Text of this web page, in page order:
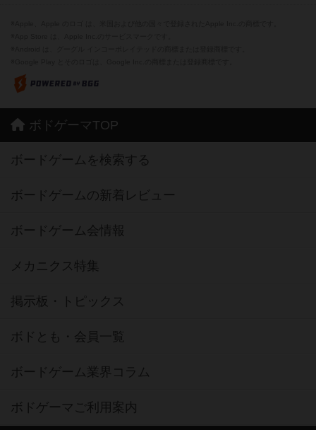
ボドゲーマTOP
ボードゲームを検索する
ボードゲームの新着レビュー
ボードゲーム会情報
メカニクス特集
掲示板・トピックス
ボドとも・会員一覧
ボードゲーム業界コラム
ボドゲーマご利用案内